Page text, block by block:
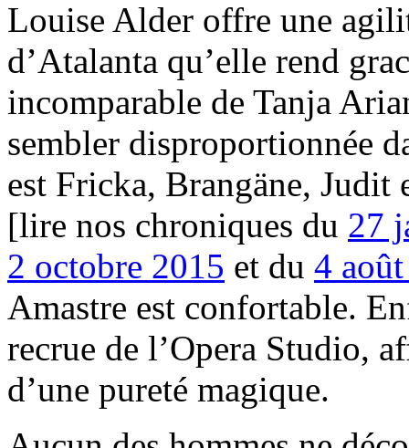
Louise Alder offre une
d’Atalanta qu’elle rend
incomparable de Tanja
sembler disproportionnée
est Fricka, Brangäne, Judit
[lire nos chroniques du 27
2 octobre 2015 et du 4
Amastre est confortable.
recrue de l’Opera Studio,
d’une pureté magique.